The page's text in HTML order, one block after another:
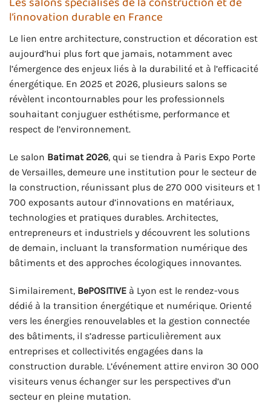
l’innovation durable en France
Le lien entre architecture, construction et décoration est
aujourd’hui plus fort que jamais, notamment avec
l’émergence des enjeux liés à la durabilité et à l’efficacité
énergétique. En 2025 et 2026, plusieurs salons se
révèlent incontournables pour les professionnels
souhaitant conjuguer esthétisme, performance et
respect de l’environnement.
Le salon Batimat 2026, qui se tiendra à Paris Expo Porte
de Versailles, demeure une institution pour le secteur de
la construction, réunissant plus de 270 000 visiteurs et 1
700 exposants autour d’innovations en matériaux,
technologies et pratiques durables. Architectes,
entrepreneurs et industriels y découvrent les solutions
de demain, incluant la transformation numérique des
bâtiments et des approches écologiques innovantes.
Similairement, BePOSITIVE à Lyon est le rendez-vous
dédié à la transition énergétique et numérique. Orienté
vers les énergies renouvelables et la gestion connectée
des bâtiments, il s’adresse particulièrement aux
entreprises et collectivités engagées dans la
construction durable. L’événement attire environ 30 000
visiteurs venus échanger sur les perspectives d’un
secteur en pleine mutation.